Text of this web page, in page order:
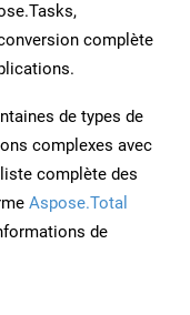
complète
de types de
complexes avec
complète des
Aspose.Total
de